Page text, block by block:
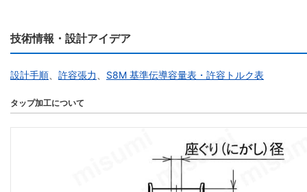
技術情報・設計アイデア
設計手順 許容張力 S8M 基準伝導容量表・許容トルク表
タップ加工について